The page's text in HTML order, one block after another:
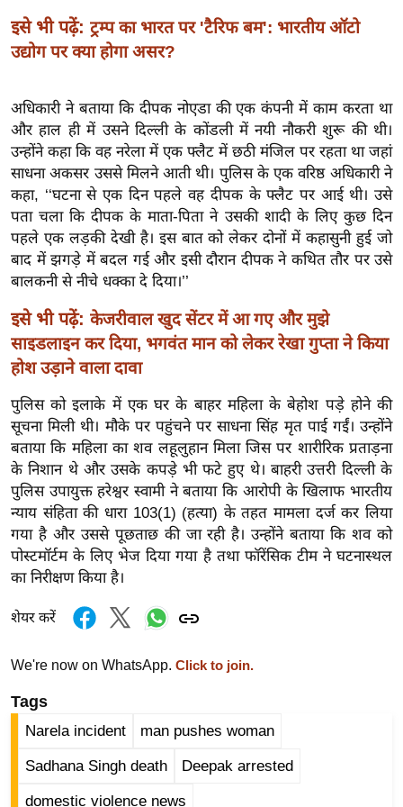
श
ख्सि
य
यं
ग
इं
डि
या
सा
हि
त्य
ज
ग
त
टो
व
र्ल्ड
न्यू
ज
ब्री
फ
म
रं
न
ज
त
बॉ
ली
इसे भी पढ़ें: ट्रम्प का भारत पर 'टैरिफ बम': भारतीय ऑटो
उद्योग पर क्या होगा असर?
अधिकारी ने बताया कि दीपक नोएडा की एक कंपनी में काम करता था
और हाल ही में उसने दिल्ली के कोंडली में नयी नौकरी शुरू की थी।
उन्होंने कहा कि वह नरेला में एक फ्लैट में छठी मंजिल पर रहता था जहां
साधना अकसर उससे मिलने आती थी। पुलिस के एक वरिष्ठ अधिकारी ने
कहा, ‘‘घटना से एक दिन पहले वह दीपक के फ्लैट पर आई थी। उसे
पता चला कि दीपक के माता-पिता ने उसकी शादी के लिए कुछ दिन
पहले एक लड़की देखी है। इस बात को लेकर दोनों में कहासुनी हुई जो
बाद में झगड़े में बदल गई और इसी दौरान दीपक ने कथित तौर पर उसे
बालकनी से नीचे धक्का दे दिया।’’
इसे भी पढ़ें: केजरीवाल खुद सेंटर में आ गए और मुझे
साइडलाइन कर दिया, भगवंत मान को लेकर रेखा गुप्ता ने किया
होश उड़ाने वाला दावा
पुलिस को इलाके में एक घर के बाहर महिला के बेहोश पड़े होने की
सूचना मिली थी। मौके पर पहुंचने पर साधना सिंह मृत पाई गईं। उन्होंने
बताया कि महिला का शव लहूलुहान मिला जिस पर शारीरिक प्रताड़ना
के निशान थे और उसके कपड़े भी फटे हुए थे। बाहरी उत्तरी दिल्ली के
पुलिस उपायुक्त हरेश्वर स्वामी ने बताया कि आरोपी के खिलाफ भारतीय
न्याय संहिता की धारा 103(1) (हत्या) के तहत मामला दर्ज कर लिया
गया है और उससे पूछताछ की जा रही है। उन्होंने बताया कि शव को
पोस्टमॉर्टम के लिए भेज दिया गया है तथा फॉरेंसिक टीम ने घटनास्थल
का निरीक्षण किया है।
शेयर करें
We're now on WhatsApp. Click to join.
Tags
Narela incident man pushes woman
Sadhana Singh death Deepak arrested
domestic violence news